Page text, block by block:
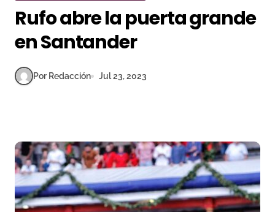
Rufo abre la puerta grande
en Santander
Por Redacción Jul 23, 2023